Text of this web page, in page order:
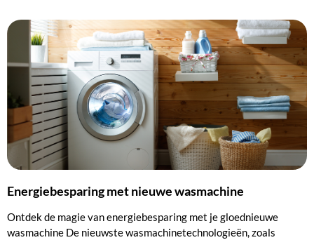
Energiebesparing met nieuwe wasmachine
Ontdek de magie van energiebesparing met je gloednieuwe
wasmachine De nieuwste wasmachinetechnologieën, zoals